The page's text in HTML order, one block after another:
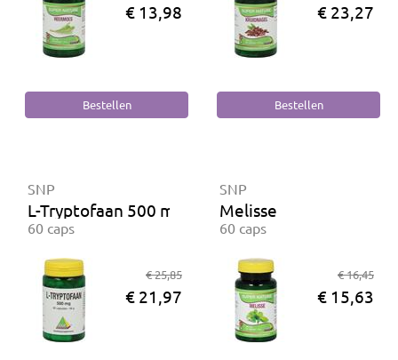
€ 13,98 € 23,27
SNP
L-Tryptofaan 500 mg
60 caps
€ 25,85
€ 21,97
SNP
Melisse
60 caps
€ 16,45
€ 15,63